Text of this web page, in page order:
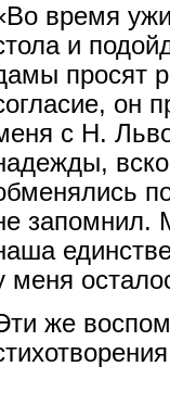
время
и
просят
он
с Н.
запомнил.
меня
же